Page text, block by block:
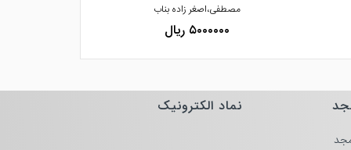
مصطفی،اصغر زاده بناب
۵۰۰۰۰۰۰ ریال
نماد الکترونیک